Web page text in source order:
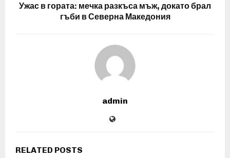
Ужас в гората: мечка разкъса мъж, докато брал
гъби в Северна Македония
admin
RELATED POSTS